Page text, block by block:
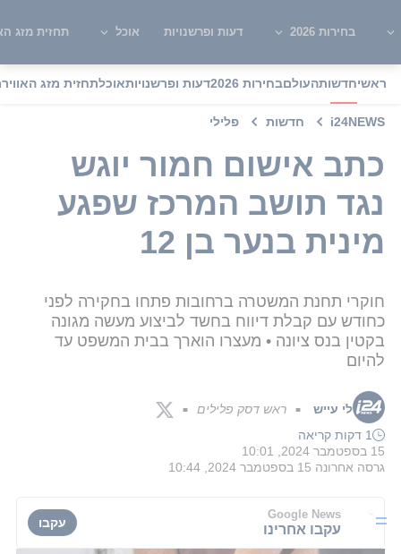
בחירות 2026 דעות ופרשנויות אוכל תחזית מזג
ראשיחדשותהעולםבחירות 2026 דעות ופרשנויותאוכלתחזית מזג האוויר
i24NEWS חדשות פלילי
כתב אישום חמור יוגש
נגד תושב המרכז שפגע
מינית בנער בן 12
חוקרי תחנת המשטרה ברחובות פתחו בחקירה לפני
כחודש עם קבלת דיווח בחשד לביצוע מעשה מגונה
בקטין בנס ציונה • מעצרו הוארך בבית המשפט עד
להיום
לי עייש ■ ראש דסק פלילים ■
1 דקות קריאה
15 בספטמבר 2024, 10:01
גרסה אחרונה 15 בספטמבר 2024, 10:44
Google News
עקבו אחרינו עקבו